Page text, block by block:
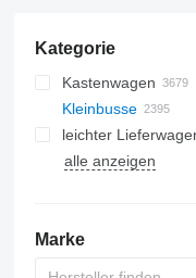
Kategorie
Kastenwagen
Kleinbusse
leichter
alle anzeigen
Marke